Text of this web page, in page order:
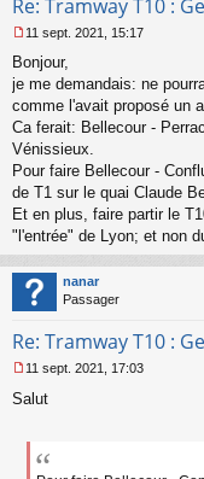
Re: Tramway T10 :
e
s
s
g
e
n
o
n
u
11 sept. 2021, 15:17
Bonjour,
je me demandais: ne
comme l'avait proposé un
Ca ferait: Bellecour -
Vénissieux.
Pour faire Bellecour -
de T1 sur le quai Claude
Et en plus, faire partir le
"l'entrée" de Lyon; et non
nanar
Passager
Re: Tramway T10 :
e
11 sept. 2021, 17:03
Salut